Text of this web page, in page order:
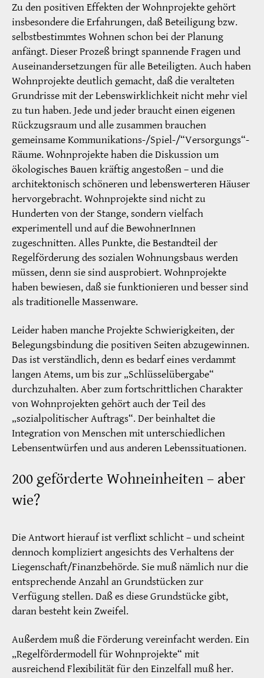
Zu den positiven Effekten der Wohnprojekte gehört
insbesondere die Erfahrungen, daß Beteiligung bzw.
selbstbestimmtes Wohnen schon bei der Planung
anfängt. Dieser Prozeß bringt spannende Fragen und
Auseinandersetzungen für alle Beteiligten. Auch haben
Wohnprojekte deutlich gemacht, daß die veralteten
Grundrisse mit der Lebenswirklichkeit nicht mehr viel
zu tun haben. Jede und jeder braucht einen eigenen
Rückzugsraum und alle zusammen brauchen
gemeinsame Kommunikations-/Spiel-/“Versorgungs“-
Räume. Wohnprojekte haben die Diskussion um
ökologisches Bauen kräftig angestoßen – und die
architektonisch schöneren und lebenswerteren Häuser
hervorgebracht. Wohnprojekte sind nicht zu
Hunderten von der Stange, sondern vielfach
experimentell und auf die BewohnerInnen
zugeschnitten. Alles Punkte, die Bestandteil der
Regelförderung des sozialen Wohnungsbaus werden
müssen, denn sie sind ausprobiert. Wohnprojekte
haben bewiesen, daß sie funktionieren und besser sind
als traditionelle Massenware.
Leider haben manche Projekte Schwierigkeiten, der
Belegungsbindung die positiven Seiten abzugewinnen.
Das ist verständlich, denn es bedarf eines verdammt
langen Atems, um bis zur „Schlüsselübergabe“
durchzuhalten. Aber zum fortschrittlichen Charakter
von Wohnprojekten gehört auch der Teil des
„sozialpolitischer Auftrags“. Der beinhaltet die
Integration von Menschen mit unterschiedlichen
Lebensentwürfen und aus anderen Lebenssituationen.
200 geförderte Wohneinheiten – aber
wie?
Die Antwort hierauf ist verflixt schlicht – und scheint
dennoch kompliziert angesichts des Verhaltens der
Liegenschaft/Finanzbehörde. Sie muß nämlich nur die
entsprechende Anzahl an Grundstücken zur
Verfügung stellen. Daß es diese Grundstücke gibt,
daran besteht kein Zweifel.
Außerdem muß die Förderung vereinfacht werden. Ein
„Regelfördermodell für Wohnprojekte“ mit
ausreichend Flexibilität für den Einzelfall muß her.